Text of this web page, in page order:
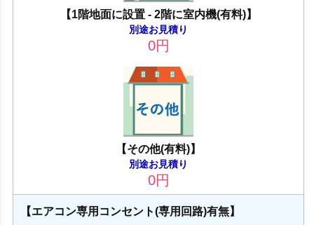
【1階地面に設置 - 2階に室内機(有料)】
別途お見積り
0円
【その他(有料)】
別途お見積り
0円
【エアコン専用コンセント(専用回路)有無】